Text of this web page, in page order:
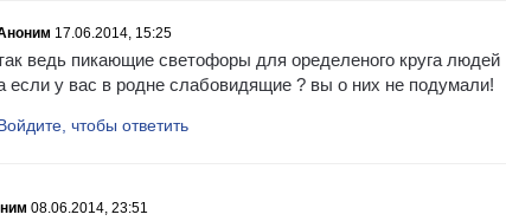
17.06.2014, 15:25
ведь пикающие светофоры для оределеного круга людей
если у вас в родне слабовидящие ? вы о них не подумали!
чтобы ответить
08.06.2014, 23:51